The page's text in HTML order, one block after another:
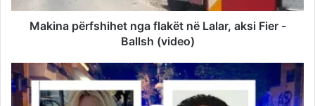
Makina përfshihet nga flakët në Lalar, aksi Fier -
Ballsh (video)